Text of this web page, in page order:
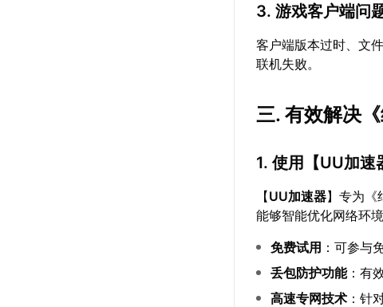
3. 游戏客户端问
客户端版本过时、文
联机失败。
三. 有效解决
1. 使用【UU加速
【UU加速器】专为《
能够智能优化网络环境
免费试用 ：可参与
丢包防护功能：有
高速专网技术 ：针